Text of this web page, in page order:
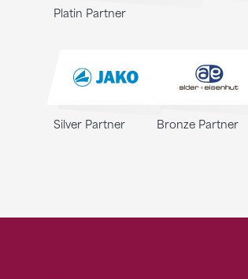
Platin Partner
Silver Partner Bronze Partner